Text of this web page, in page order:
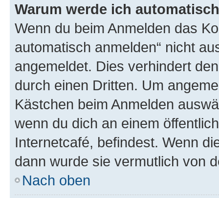
Warum werde ich
Wenn du beim Anmelden das
automatisch anmelden“ nicht
angemeldet. Dies verhindert
durch einen Dritten. Um
Kästchen beim Anmelden
wenn du dich an einem
Internetcafé, befindest. Wenn
dann wurde sie vermutlich von
Nach oben